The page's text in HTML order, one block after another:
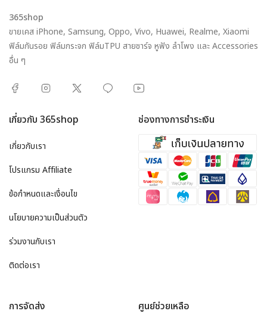
365shop
ขายเคส iPhone, Samsung, Oppo, Vivo, Huawei, Realme, Xiaomi
ฟิล์มกันรอย ฟิล์มกระจก ฟิล์มTPU สายชาร์จ หูฟัง ลำโพง และ Accessories
อื่น ๆ
เกี่ยวกับ 365shop
เกี่ยวกับเรา
โปรแกรม Affiliate
ข้อกำหนดและเงื่อนไข
นโยบายความเป็นส่วนตัว
ร่วมงานกับเรา
ติดต่อเรา
ช่องทางการชำระเงิน
การจัดส่ง ศูนย์ช่วยเหลือ